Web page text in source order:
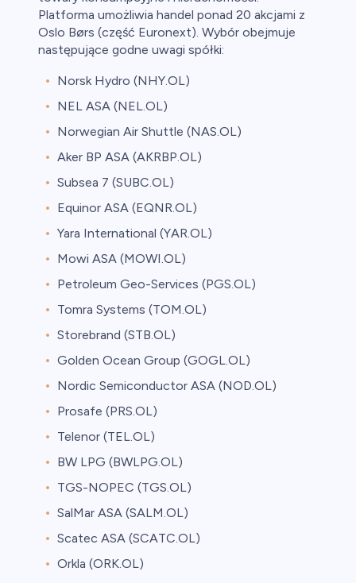
Platforma umożliwia handel ponad 20 akcjami z
Oslo Børs (część Euronext). Wybór obejmuje
następujące godne uwagi spółki:
Norsk Hydro (NHY.OL)
NEL ASA (NEL.OL)
Norwegian Air Shuttle (NAS.OL)
Aker BP ASA (AKRBP.OL)
Subsea 7 (SUBC.OL)
Equinor ASA (EQNR.OL)
Yara International (YAR.OL)
Mowi ASA (MOWI.OL)
Petroleum Geo-Services (PGS.OL)
Tomra Systems (TOM.OL)
Storebrand (STB.OL)
Golden Ocean Group (GOGL.OL)
Nordic Semiconductor ASA (NOD.OL)
Prosafe (PRS.OL)
Telenor (TEL.OL)
BW LPG (BWLPG.OL)
TGS-NOPEC (TGS.OL)
SalMar ASA (SALM.OL)
Scatec ASA (SCATC.OL)
Orkla (ORK.OL)